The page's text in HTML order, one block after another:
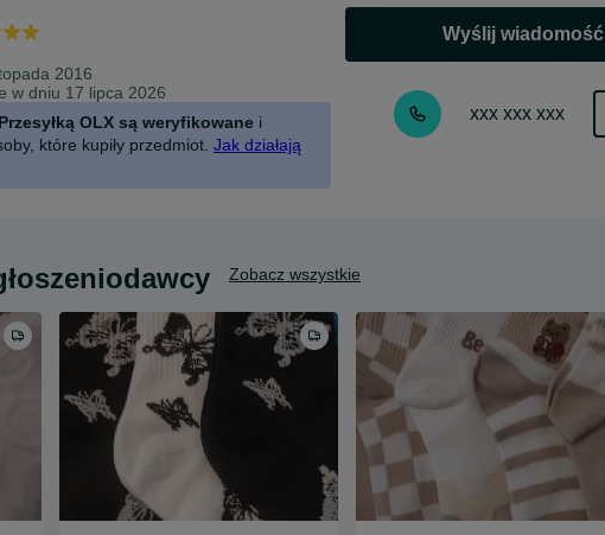
2016
w dniu 17 lipca 2026
OLX są weryfikowane i
które kupiły przedmiot. Jak działają
Wyślij wiadomość
xxx xxx xxx
Zobacz wszystkie